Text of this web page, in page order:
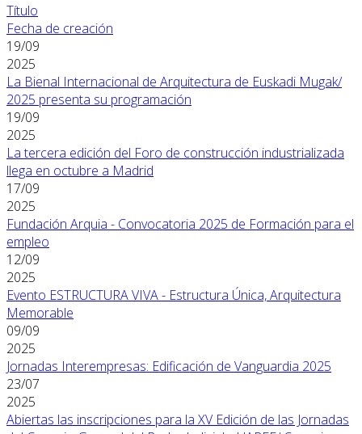
Título
Fecha de creación
19/09
2025
La Bienal Internacional de Arquitectura de Euskadi Mugak/
2025 presenta su programación
19/09
2025
La tercera edición del Foro de construcción industrializada
llega en octubre a Madrid
17/09
2025
Fundación Arquia - Convocatoria 2025 de Formación para el
empleo
12/09
2025
Evento ESTRUCTURA VIVA - Estructura Única, Arquitectura
Memorable
09/09
2025
Jornadas Interempresas: Edificación de Vanguardia 2025
23/07
2025
Abiertas las inscripciones para la XV Edición de las Jornadas